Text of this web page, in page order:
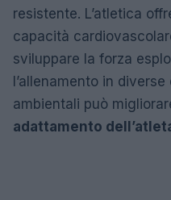
resistente. L’atletica
capacità
sviluppare la forza
l’allenamento in
ambientali può
adattamento